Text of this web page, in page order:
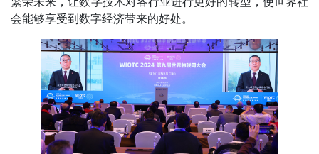
会能够享受到数字经济带来的好处。